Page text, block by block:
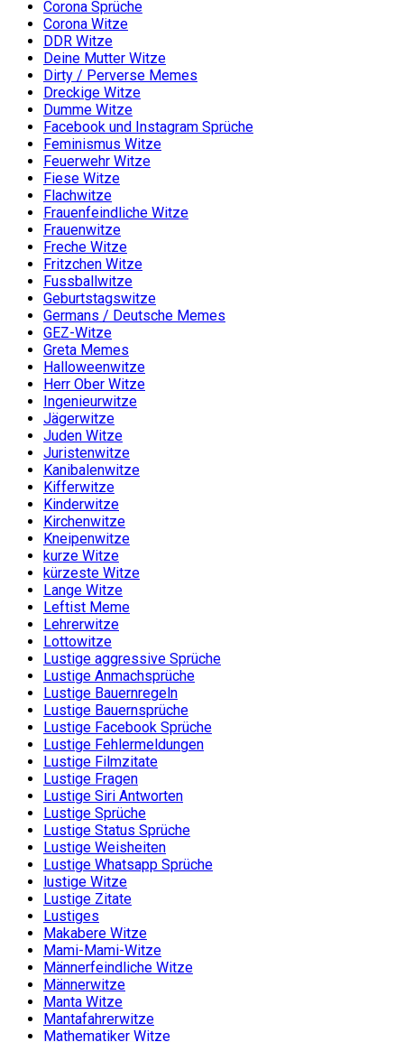
Corona Sprüche
Corona Witze
DDR Witze
Deine Mutter Witze
Dirty / Perverse Memes
Dreckige Witze
Dumme Witze
Facebook und Instagram Sprüche
Feminismus Witze
Feuerwehr Witze
Fiese Witze
Flachwitze
Frauenfeindliche Witze
Frauenwitze
Freche Witze
Fritzchen Witze
Fussballwitze
Geburtstagswitze
Germans / Deutsche Memes
GEZ-Witze
Greta Memes
Halloweenwitze
Herr Ober Witze
Ingenieurwitze
Jägerwitze
Juden Witze
Juristenwitze
Kanibalenwitze
Kifferwitze
Kinderwitze
Kirchenwitze
Kneipenwitze
kurze Witze
kürzeste Witze
Lange Witze
Leftist Meme
Lehrerwitze
Lottowitze
Lustige aggressive Sprüche
Lustige Anmachsprüche
Lustige Bauernregeln
Lustige Bauernsprüche
Lustige Facebook Sprüche
Lustige Fehlermeldungen
Lustige Filmzitate
Lustige Fragen
Lustige Siri Antworten
Lustige Sprüche
Lustige Status Sprüche
Lustige Weisheiten
Lustige Whatsapp Sprüche
lustige Witze
Lustige Zitate
Lustiges
Makabere Witze
Mami-Mami-Witze
Männerfeindliche Witze
Männerwitze
Manta Witze
Mantafahrerwitze
Mathematiker Witze